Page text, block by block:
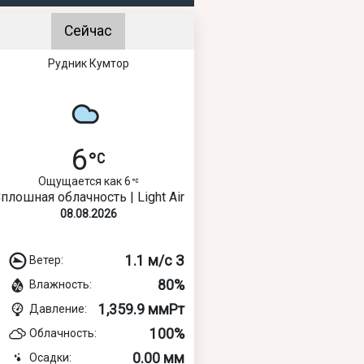
Сейчас
Рудник Кумтор
6
Ощущается как 6
облачность | Light Air
08.08.2026
Ветер: 1.1 м/с З
Влажность: 80%
Давление: 1,359.9 ммРт
Облачность: 100%
Осадки: 0.00 мм